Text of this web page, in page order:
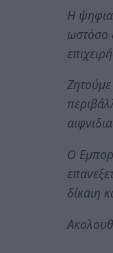
Η
ωστόσο
Ο
δίκαιη